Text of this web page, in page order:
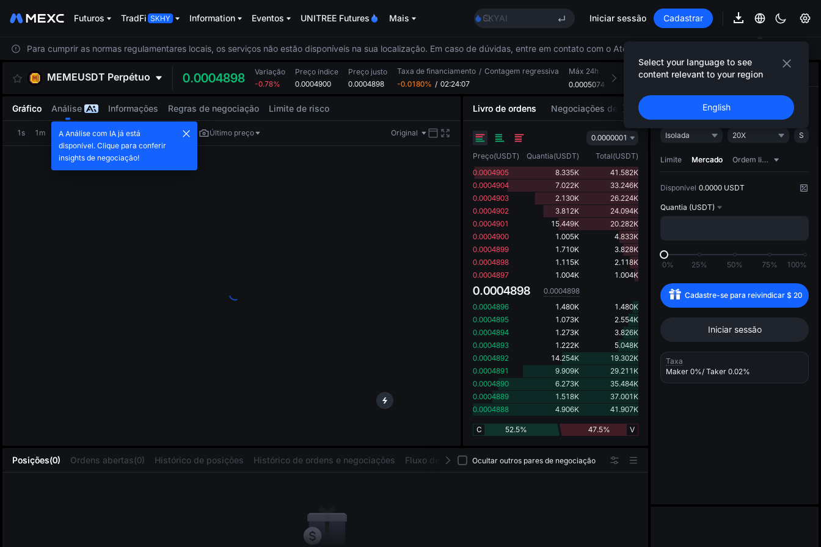
Futuros TradFi Information Eventos UNITREE Futures Mais
SKYAI
UNITREE STAR Market Subscription on Aug 10
SPCX rises despite lock-up expiry
AAOI
UNITREE STAR Market Subscription on Aug 10
SPCX rises despite lock-up expiry
Iniciar sessão Cadastrar
Select your language to see
content relevant to your region
English
Para cumprir as normas regulamentares locais, os serviços não estão disponíveis na sua localização. Em caso de dúvidas, entre em contato com o Atendimento ao Cliente.
MEMEUSDT Perpétuo 0.0004898
Variação
-0.78%
Preço índice
0.0004900
Preço justo
0.0004898
Taxa de financiamento / Contagem regressiva
-0.0180% / 02:24:06
Máx 24h
0.0005074
Mín 24h
Volume 24h (MEME)
Vol. 24h completo
Posições(0) Ordens abertas(0) Histórico de posições Histórico de ordens e negociações Fluxo de capital Ativos
Ocultar outros pares de negociação
Gráfico Análise Informações Regras de negociação Limite de risco
1s 1m 5m 15m 1h 4h 1d Último preço Original
Livro de ordens Negociações de mercado Motores do mercado
0.0000001
Preço(USDT) Quantia(USDT) Total(USDT)
0.0004905
8.335K
41.582K
0.0004904
7.022K
33.246K
0.0004903
2.130K
26.224K
0.0004902
3.812K
24.094K
0.0004901
15.449K
20.282K
0.0004900
1.005K
4.833K
0.0004899
1.710K
3.828K
0.0004898
1.115K
2.118K
0.0004897
1.004K 1.004K
0.0004898
0.0004898
0.0004896
1.480K
1.480K
0.0004895
1.073K
2.554K
0.0004894
1.273K
3.826K
0.0004893
1.222K
5.048K
0.0004892
14.254K
19.302K
0.0004891
9.909K
29.211K
0.0004890
6.273K
35.484K
0.0004889
1.518K
37.001K
0.0004888
4.906K 41.907K
52.5%
C 47.5% V
Negociar Estratégia de IA
Abrir
Isolada 20X S
Limite Mercado Ordem limite dinâmica
Disponível 0.0000 USDT
Quantia (USDT)
0% 25% 50% 75% 100%
Cadastre-se para reivindicar $ 20
Iniciar sessão
Taxa
Maker 0%/ Taker 0.02%
A Análise com IA já está
disponível. Clique para conferir
insights de negociação!